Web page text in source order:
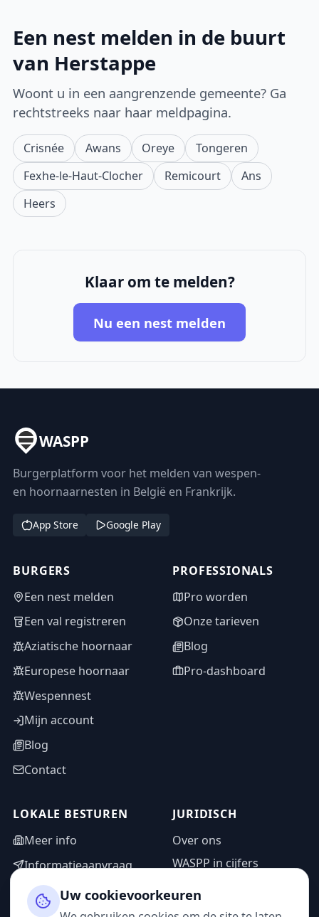
Een nest melden in de buurt
van Herstappe
Woont u in een aangrenzende gemeente? Ga
rechtstreeks naar haar meldpagina.
Crisnée Awans Oreye
Tongeren
Fexhe-le-Haut-Clocher
Remicourt
Ans
Heers
Klaar om te melden?
Nu een nest melden
WASPP
Burgerplatform voor het melden van wespen-
en hoornaarnesten in België en Frankrijk.
App Store Google Play
BURGERS
Een nest melden
Een val registreren
Aziatische hoornaar
Europese hoornaar
Wespennest
Mijn account
Blog
Contact
PROFESSIONALS
Pro worden
Onze tarieven
Blog
Pro-dashboard
LOKALE BESTUREN
Meer info
Informatieaanvraag
Adminzone
JURIDISCH
Over ons
WASPP in cijfers
Privacybeleid
Uw cookievoorkeuren